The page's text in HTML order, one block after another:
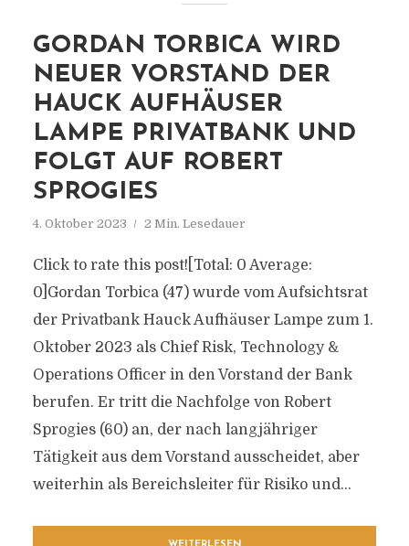
GORDAN TORBICA WIRD
NEUER VORSTAND DER
HAUCK AUFHÄUSER
LAMPE PRIVATBANK UND
FOLGT AUF ROBERT
SPROGIES
4. Oktober 2023 2 Min. Lesedauer
Click to rate this post![Total: 0 Average:
0]Gordan Torbica (47) wurde vom Aufsichtsrat
der Privatbank Hauck Aufhäuser Lampe zum 1.
Oktober 2023 als Chief Risk, Technology &
Operations Officer in den Vorstand der Bank
berufen. Er tritt die Nachfolge von Robert
Sprogies (60) an, der nach langjähriger
Tätigkeit aus dem Vorstand ausscheidet, aber
weiterhin als Bereichsleiter für Risiko und...